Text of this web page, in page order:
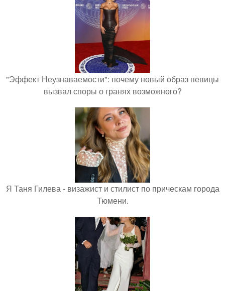
"Эффект Неузнаваемости": почему новый образ певицы
вызвал споры о гранях возможного?
Я Таня Гилева - визажист и стилист по прическам города
Тюмени.